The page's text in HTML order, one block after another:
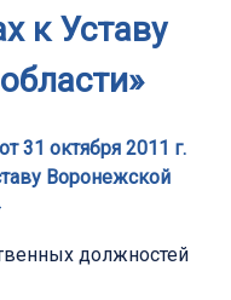
к Уставу
31 октября 2011 г.
Воронежской
должностей